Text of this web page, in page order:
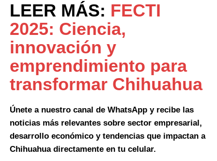
LEER MÁS: FECTI
2025: Ciencia,
innovación y
emprendimiento para
transformar Chihuahua
Únete a nuestro canal de WhatsApp y recibe las
noticias más relevantes sobre sector empresarial,
desarrollo económico y tendencias que impactan a
Chihuahua directamente en tu celular.